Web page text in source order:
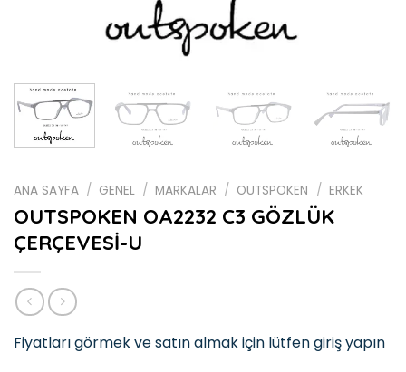
ANA SAYFA / GENEL / MARKALAR / OUTSPOKEN / ERKEK
OUTSPOKEN OA2232 C3 GÖZLÜK
ÇERÇEVESİ-U
Fiyatları görmek ve satın almak için lütfen giriş yapın